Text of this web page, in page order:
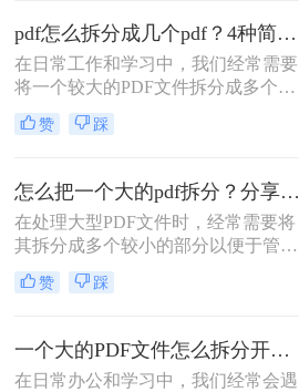
出来呢？本文将介绍三种将PDF的一
部分拆分出来的方法。
pdf怎么拆分成几个pdf？4种简单方法分享~
在日常工作和学习中，我们经常需要
将一个较大的PDF文件拆分成多个较
小的PDF文件，以便于管理和分享。
那么pdf怎么拆分成几个pdf呢？以下
法，帮助用户轻松完成拆分任务。
赞 踩
怎么把一个大的pdf拆分？分享三种分割文件的方法！
在处理大型PDF文件时，经常需要将
其拆分成多个较小的部分以便于管
理、分享或分别处理不同的章节。无
论是学术研究、项目管理还是日常办
非常实用的技能。以下是一篇关于怎
么把一个大的pdf拆分的详细指南。
赞 踩
一个大的PDF文件怎么拆分开成几个文件？这三种PDF拆分方法轻松搞定！
在日常办公和学习中，我们经常会遇